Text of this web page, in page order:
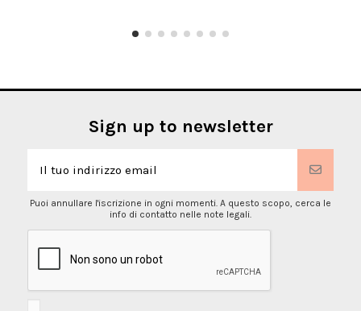
Sign up to newsletter
Puoi annullare l'iscrizione in ogni momenti. A questo scopo, cerca le
info di contatto nelle note legali.